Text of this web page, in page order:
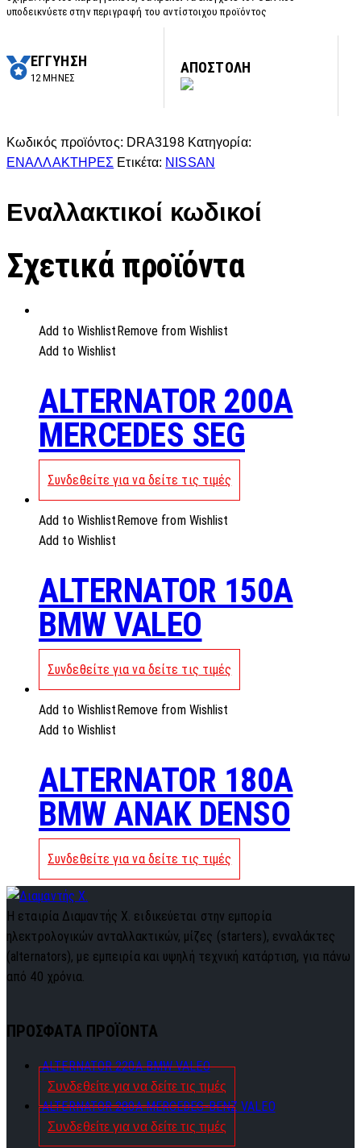
υποδεικνύετε στην περιγραφή του αντίστοιχου προϊόντος
ΕΓΓΥΗΣΗ
12 ΜΗΝΕΣ
ΑΠΟΣΤΟΛΗ
Κωδικός προϊόντος: DRA3198 Κατηγορία:
ΕΝΑΛΛΑΚΤΗΡΕΣ Ετικέτα: NISSAN
Εναλλακτικοί κωδικοί
Σχετικά προϊόντα
Add to Wishlist Remove from Wishlist
Add to Wishlist
ALTERNATOR 200A
MERCEDES SEG
Συνδεθείτε για να δείτε τις τιμές
Add to WishlistRemove from Wishlist
Add to Wishlist
ALTERNATOR 150A
BMW VALEO
Συνδεθείτε για να δείτε τις τιμές
Add to WishlistRemove from Wishlist
Add to Wishlist
ALTERNATOR 180A
BMW ANAK DENSO
Συνδεθείτε για να δείτε τις τιμές
Η εταιρία Διαμαντής Χ. ειδικεύεται στην εμπορία
ηλεκτρολογικών ανταλλακτικών, μίζες (starters), ενναλάκτες
(alternators), με εμπειρία και υψηλή τεχνική κατάρτιση, για πάνω
από 40 χρόνια.
ΠΡΟΣΦΑΤΑ ΠΡΟΪΟΝΤΑ
ALTERNATOR 220A BMW VALEO
Συνδεθείτε για να δείτε τις τιμές
ALTERNATOR 280A MERCEDES-BENZ VALEO
Συνδεθείτε για να δείτε τις τιμές